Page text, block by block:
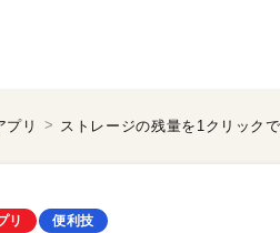
プリ ストレージの残量を1クリック
リ 便利技